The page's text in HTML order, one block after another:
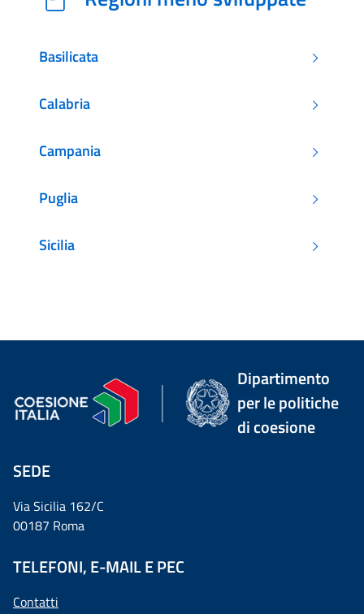
Basilicata
Calabria
Campania
Puglia
Sicilia
Dipartimento
per le politiche
di coesione
SEDE
Via Sicilia 162/C
00187 Roma
TELEFONI, E-MAIL E PEC
Contatti